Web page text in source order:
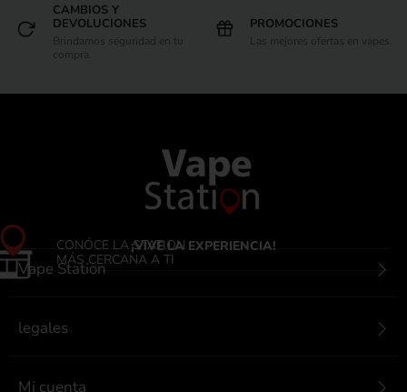
CAMBIOS Y
DEVOLUCIONES
Brindamos seguridad en tu
compra.
PROMOCIONES
Las mejores ofertas en vapes.
¡VIVE LA EXPERIENCIA!
CONÓCE LA STATION
MÁS CERCANA A TI
Vape Station
legales
Mi cuenta